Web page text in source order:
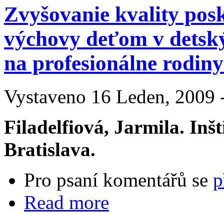
Zvyšovanie kvality
výchovy deťom v
na profesionálne
Vystaveno 16 Leden,
Filadelfiová, Jarmila.
Bratislava.
Pro psaní komentářů se
Read more